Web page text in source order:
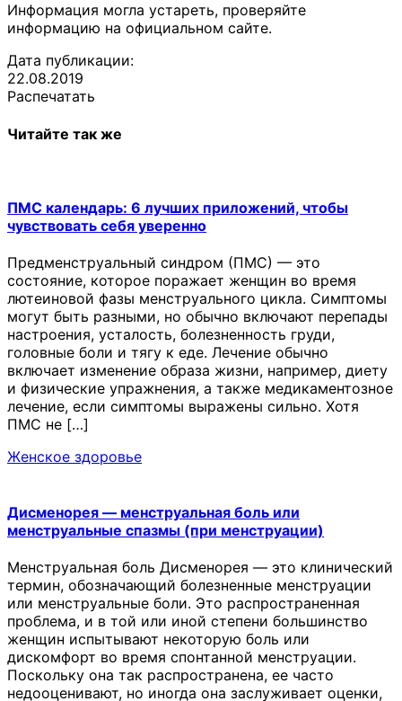
Информация могла устареть, проверяйте
информацию на официальном сайте.
Дата публикации:
22.08.2019
Распечатать
Читайте так же
ПМС календарь: 6 лучших приложений, чтобы
чувствовать себя уверенно
Предменструальный синдром (ПМС) — это
состояние, которое поражает женщин во время
лютеиновой фазы менструального цикла. Симптомы
могут быть разными, но обычно включают перепады
настроения, усталость, болезненность груди,
головные боли и тягу к еде. Лечение обычно
включает изменение образа жизни, например, диету
и физические упражнения, а также медикаментозное
лечение, если симптомы выражены сильно. Хотя
ПМС не […]
Женское здоровье
Дисменорея — менструальная боль или
менструальные спазмы (при менструации)
Менструальная боль Дисменорея — это клинический
термин, обозначающий болезненные менструации
или менструальные боли. Это распространенная
проблема, и в той или иной степени большинство
женщин испытывают некоторую боль или
дискомфорт во время спонтанной менструации.
Поскольку она так распространена, ее часто
недооценивают, но иногда она заслуживает оценки,